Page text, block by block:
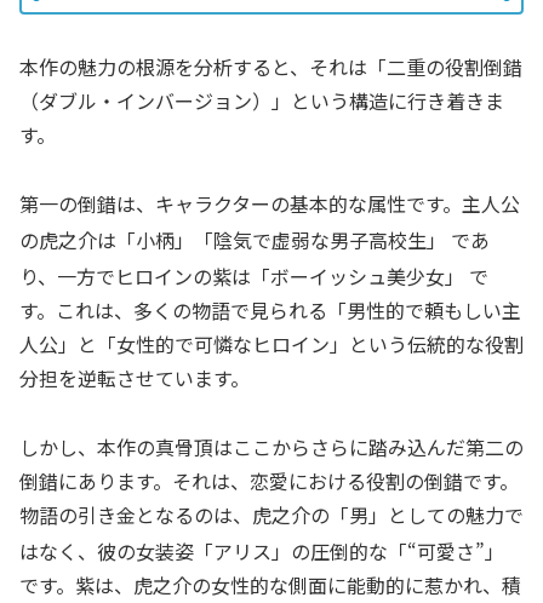
本作の魅力の根源を分析すると、それは「二重の役割倒錯
（ダブル・インバージョン）」という構造に行き着きま
す。
第一の倒錯は、キャラクターの基本的な属性です。主人公
の虎之介は「小柄」「陰気で虚弱な男子高校生」 であ
り、一方でヒロインの紫は「ボーイッシュ美少女」 で
す。これは、多くの物語で見られる「男性的で頼もしい主
人公」と「女性的で可憐なヒロイン」という伝統的な役割
分担を逆転させています。
しかし、本作の真骨頂はここからさらに踏み込んだ第二の
倒錯にあります。それは、恋愛における役割の倒錯です。
物語の引き金となるのは、虎之介の「男」としての魅力で
はなく、彼の女装姿「アリス」の圧倒的な「“可愛さ”」
です。紫は、虎之介の女性的な側面に能動的に惹かれ、積